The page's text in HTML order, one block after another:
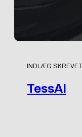
INDLÆG
TessAI